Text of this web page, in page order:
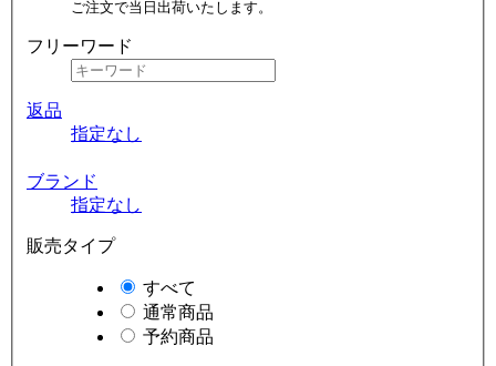
ご注文で当日出荷いたします。
フリーワード
返品
指定なし
ブランド
指定なし
販売タイプ
すべて
通常商品
予約商品